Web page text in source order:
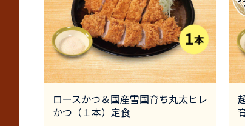
ロースかつ＆国産雪国育ち丸太ヒレ
かつ（１本）定食